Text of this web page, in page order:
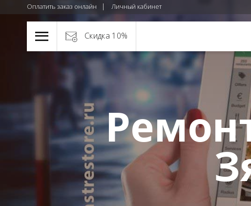
Оплатить заказ онлайн Личный кабинет
Скидка 10%